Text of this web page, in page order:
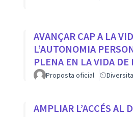
AVANÇAR CAP A LA
L’AUTONOMIA
PLENA EN LA VIDA DE
Proposta oficial
AMPLIAR L’ACCÉS AL